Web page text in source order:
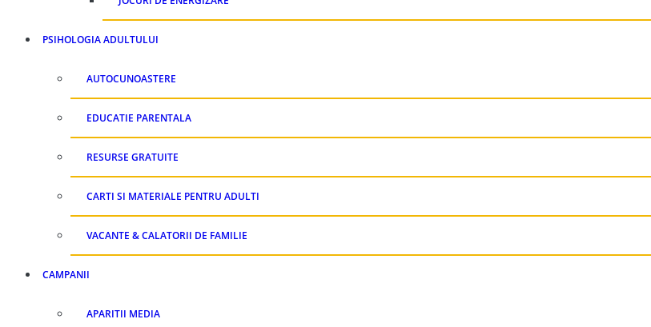
PSIHOLOGIA ADULTULUI
AUTOCUNOASTERE
EDUCATIE PARENTALA
RESURSE GRATUITE
CARTI SI MATERIALE PENTRU ADULTI
VACANTE & CALATORII DE FAMILIE
CAMPANII
APARITII MEDIA